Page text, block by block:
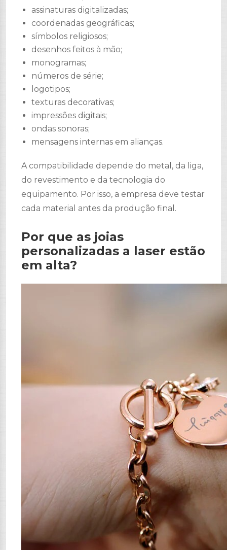
assinaturas digitalizadas;
coordenadas geográficas;
símbolos religiosos;
desenhos feitos à mão;
monogramas;
números de série;
logotipos;
texturas decorativas;
impressões digitais;
ondas sonoras;
mensagens internas em alianças.
A compatibilidade depende do metal, da liga,
do revestimento e da tecnologia do
equipamento. Por isso, a empresa deve testar
cada material antes da produção final.
Por que as joias
personalizadas a laser estão
em alta?